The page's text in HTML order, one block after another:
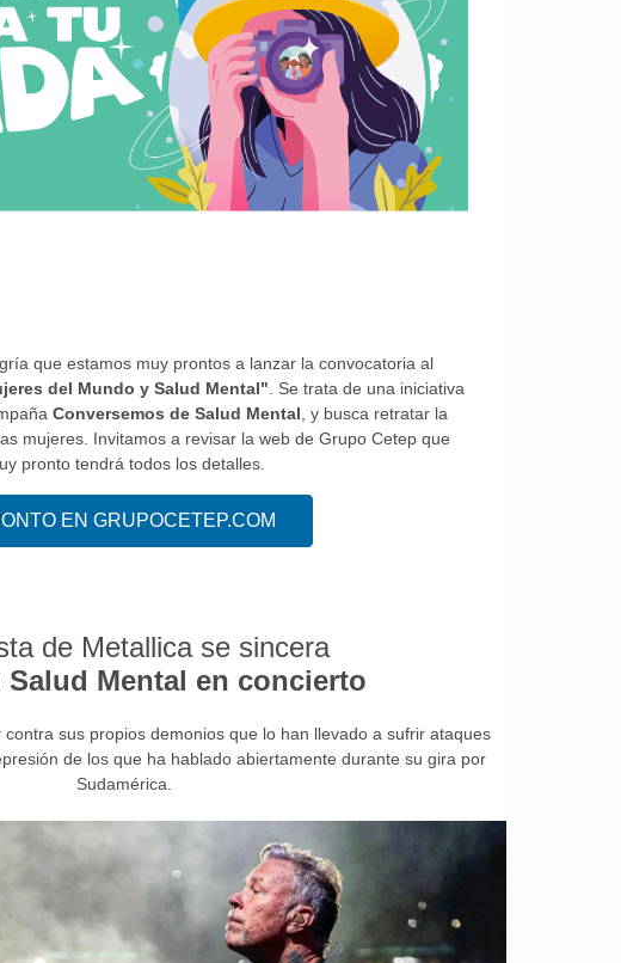
que estamos muy prontos a lanzar la convocatoria al
del Mundo y Salud Mental" . Se trata de una iniciativa
Conversemos de Salud Mental , y busca retratar la
mujeres. Invitamos a revisar la web de Grupo Cetep que
pronto tendrá todos los detalles.
EN GRUPOCETEP.COM
de Metallica se sincera
Salud Mental en concierto
sus propios demonios que lo han llevado a sufrir ataques
de los que ha hablado abiertamente durante su gira por
Sudamérica.